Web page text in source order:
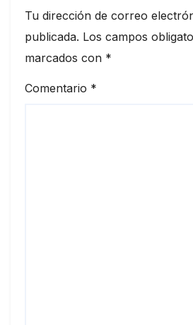
Tu dirección de correo
publicada. Los campos
marcados con *
Comentario *